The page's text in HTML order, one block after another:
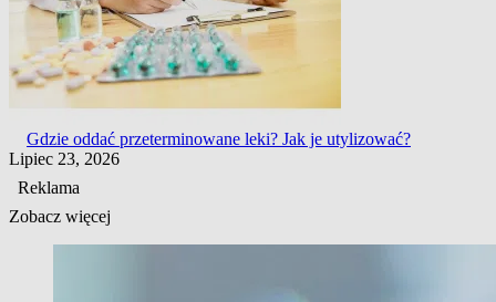
Gdzie oddać przeterminowane leki? Jak je utylizować?
Lipiec 23, 2026
Reklama
Zobacz więcej